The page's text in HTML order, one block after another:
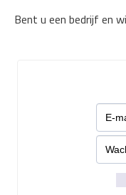
Bent u een bedrijf en